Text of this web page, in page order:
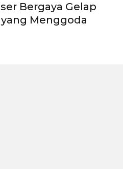
Bergaya Gelap
Menggoda